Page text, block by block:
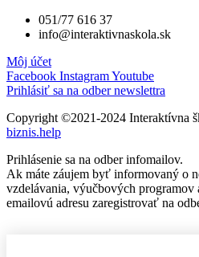
051/77 616 37
info@interaktivnaskola.sk
Môj účet
Facebook InstagramYoutube
Prihlásiť sa na odber newslettra
Copyright ©2021-2024 Interaktívna
biznis.help
Prihlásenie sa na odber infomailov.
Ak máte záujem byť informovaný o
vzdelávania, výučbových
emailovú adresu zaregistrovať na